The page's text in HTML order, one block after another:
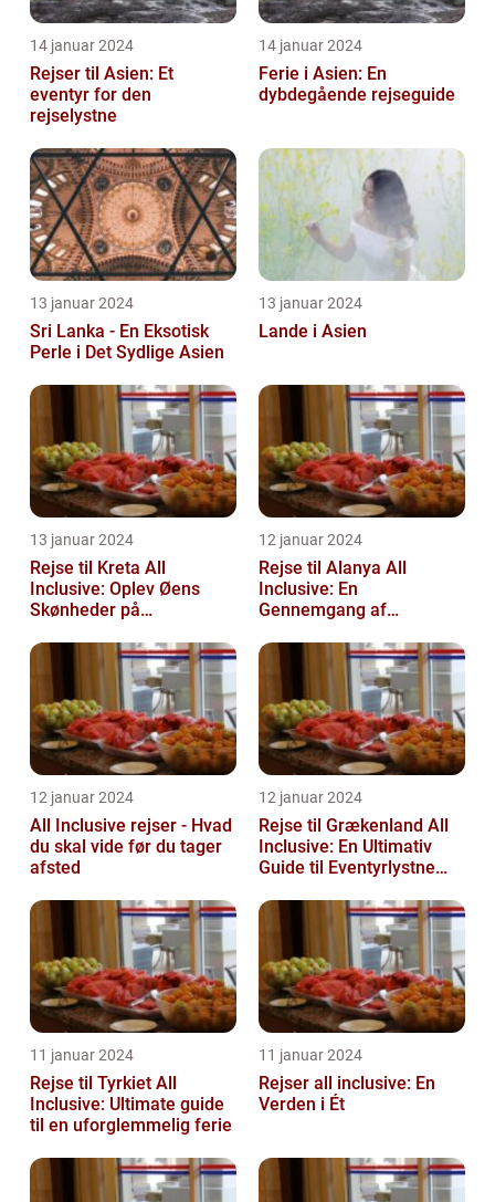
14 januar 2024
Rejser til Asien: Et
eventyr for den
rejselystne
14 januar 2024
Ferie i Asien: En
dybdegående rejseguide
13 januar 2024
Sri Lanka - En Eksotisk
Perle i Det Sydlige Asien
13 januar 2024
Lande i Asien
13 januar 2024
Rejse til Kreta All
Inclusive: Oplev Øens
Skønheder på
12 januar 2024
Rejse til Alanya All
Inclusive: En
Gennemgang af
Historie
12 januar 2024
All Inclusive rejser - Hvad
du skal vide før du tager
afsted
12 januar 2024
Rejse til Grækenland All
Inclusive: En Ultimativ
Guide til Eventyrlystne
11 januar 2024
Rejse til Tyrkiet All
Inclusive: Ultimate guide
til en uforglemmelig ferie
11 januar 2024
Rejser all inclusive: En
Verden i Ét